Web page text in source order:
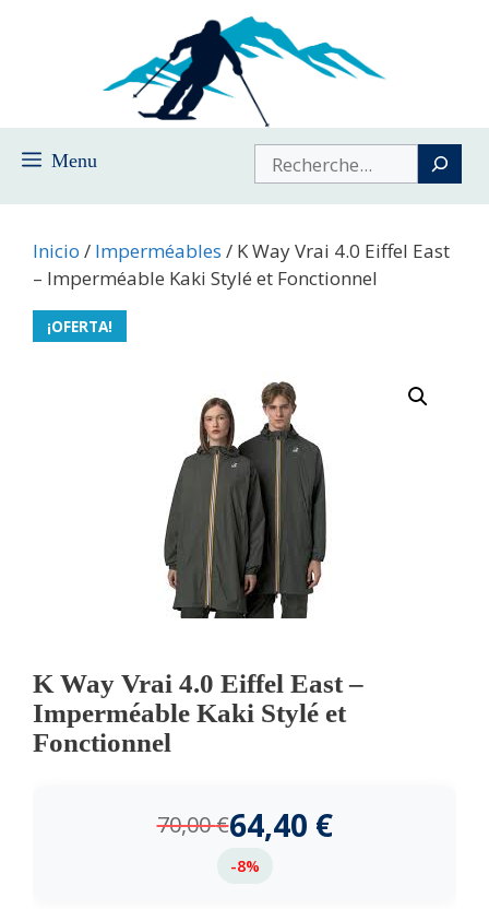
Menu Buscar
Inicio / Imperméables / K Way Vrai 4.0 Eiffel East
– Imperméable Kaki Stylé et Fonctionnel
¡OFERTA!
K Way Vrai 4.0 Eiffel East –
Imperméable Kaki Stylé et
Fonctionnel
70,00€64,40 €
-8%